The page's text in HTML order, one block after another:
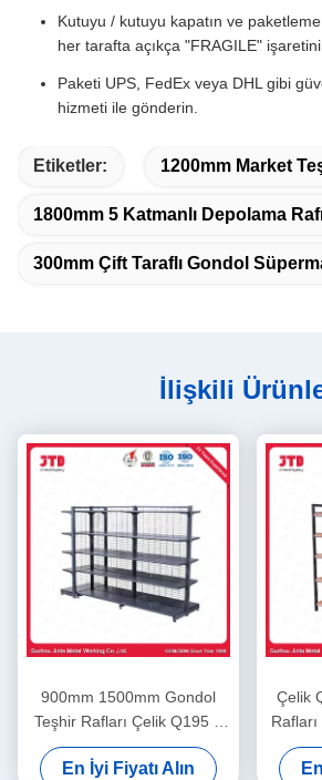
Kutuyu / kutuyu kapatın ve
her tarafta açıkça "FRAGILE" işaretini
Paketi UPS, FedEx veya DHL gibi
hizmeti ile gönderin.
Etiketler: 1200mm Market
1800mm 5 Katmanlı Depolama
300mm Çift Taraflı Gondol
İlişkili
900mm 1500mm Gondol
Teşhir Rafları Çelik Q195 2
Taraflı Raf
En İyi Fiyatı Alın
Çelik